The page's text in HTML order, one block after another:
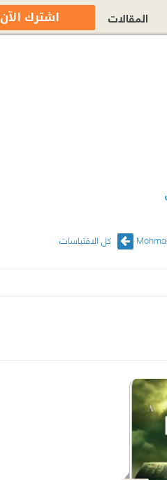
كل الاقتباسات
المقالات اشترك الآن